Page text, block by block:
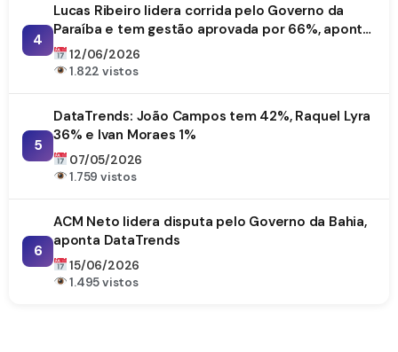
4
Lucas Ribeiro lidera corrida pelo Governo da
Paraíba e tem gestão aprovada por 66%, aponta
DataTrends
12/06/2026
1.822 vistos
5
DataTrends: João Campos tem 42%, Raquel Lyra
36% e Ivan Moraes 1%
07/05/2026
1.759 vistos
6
ACM Neto lidera disputa pelo Governo da Bahia,
aponta DataTrends
15/06/2026
1.495 vistos